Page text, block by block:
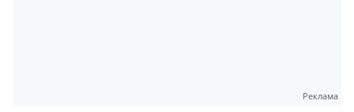
Реклама
Gündem